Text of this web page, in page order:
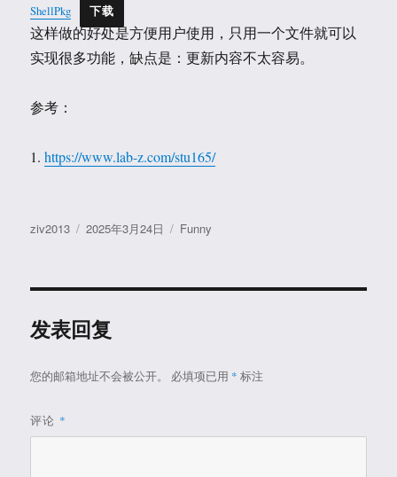
ShellPkg 下载
这样做的好处是方便用户使用，只用一个文件就可以
实现很多功能，缺点是：更新内容不太容易。
参考：
1.https://www.lab-z.com/stu165/
作
ziv2013
发
2025年3月24日
分
Funny
发表回复
您的邮箱地址不会被公开。 必填项已用 * 标注
评论 *